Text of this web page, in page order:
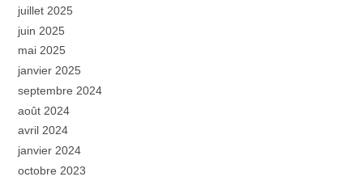
juillet 2025
juin 2025
mai 2025
janvier 2025
septembre 2024
août 2024
avril 2024
janvier 2024
octobre 2023